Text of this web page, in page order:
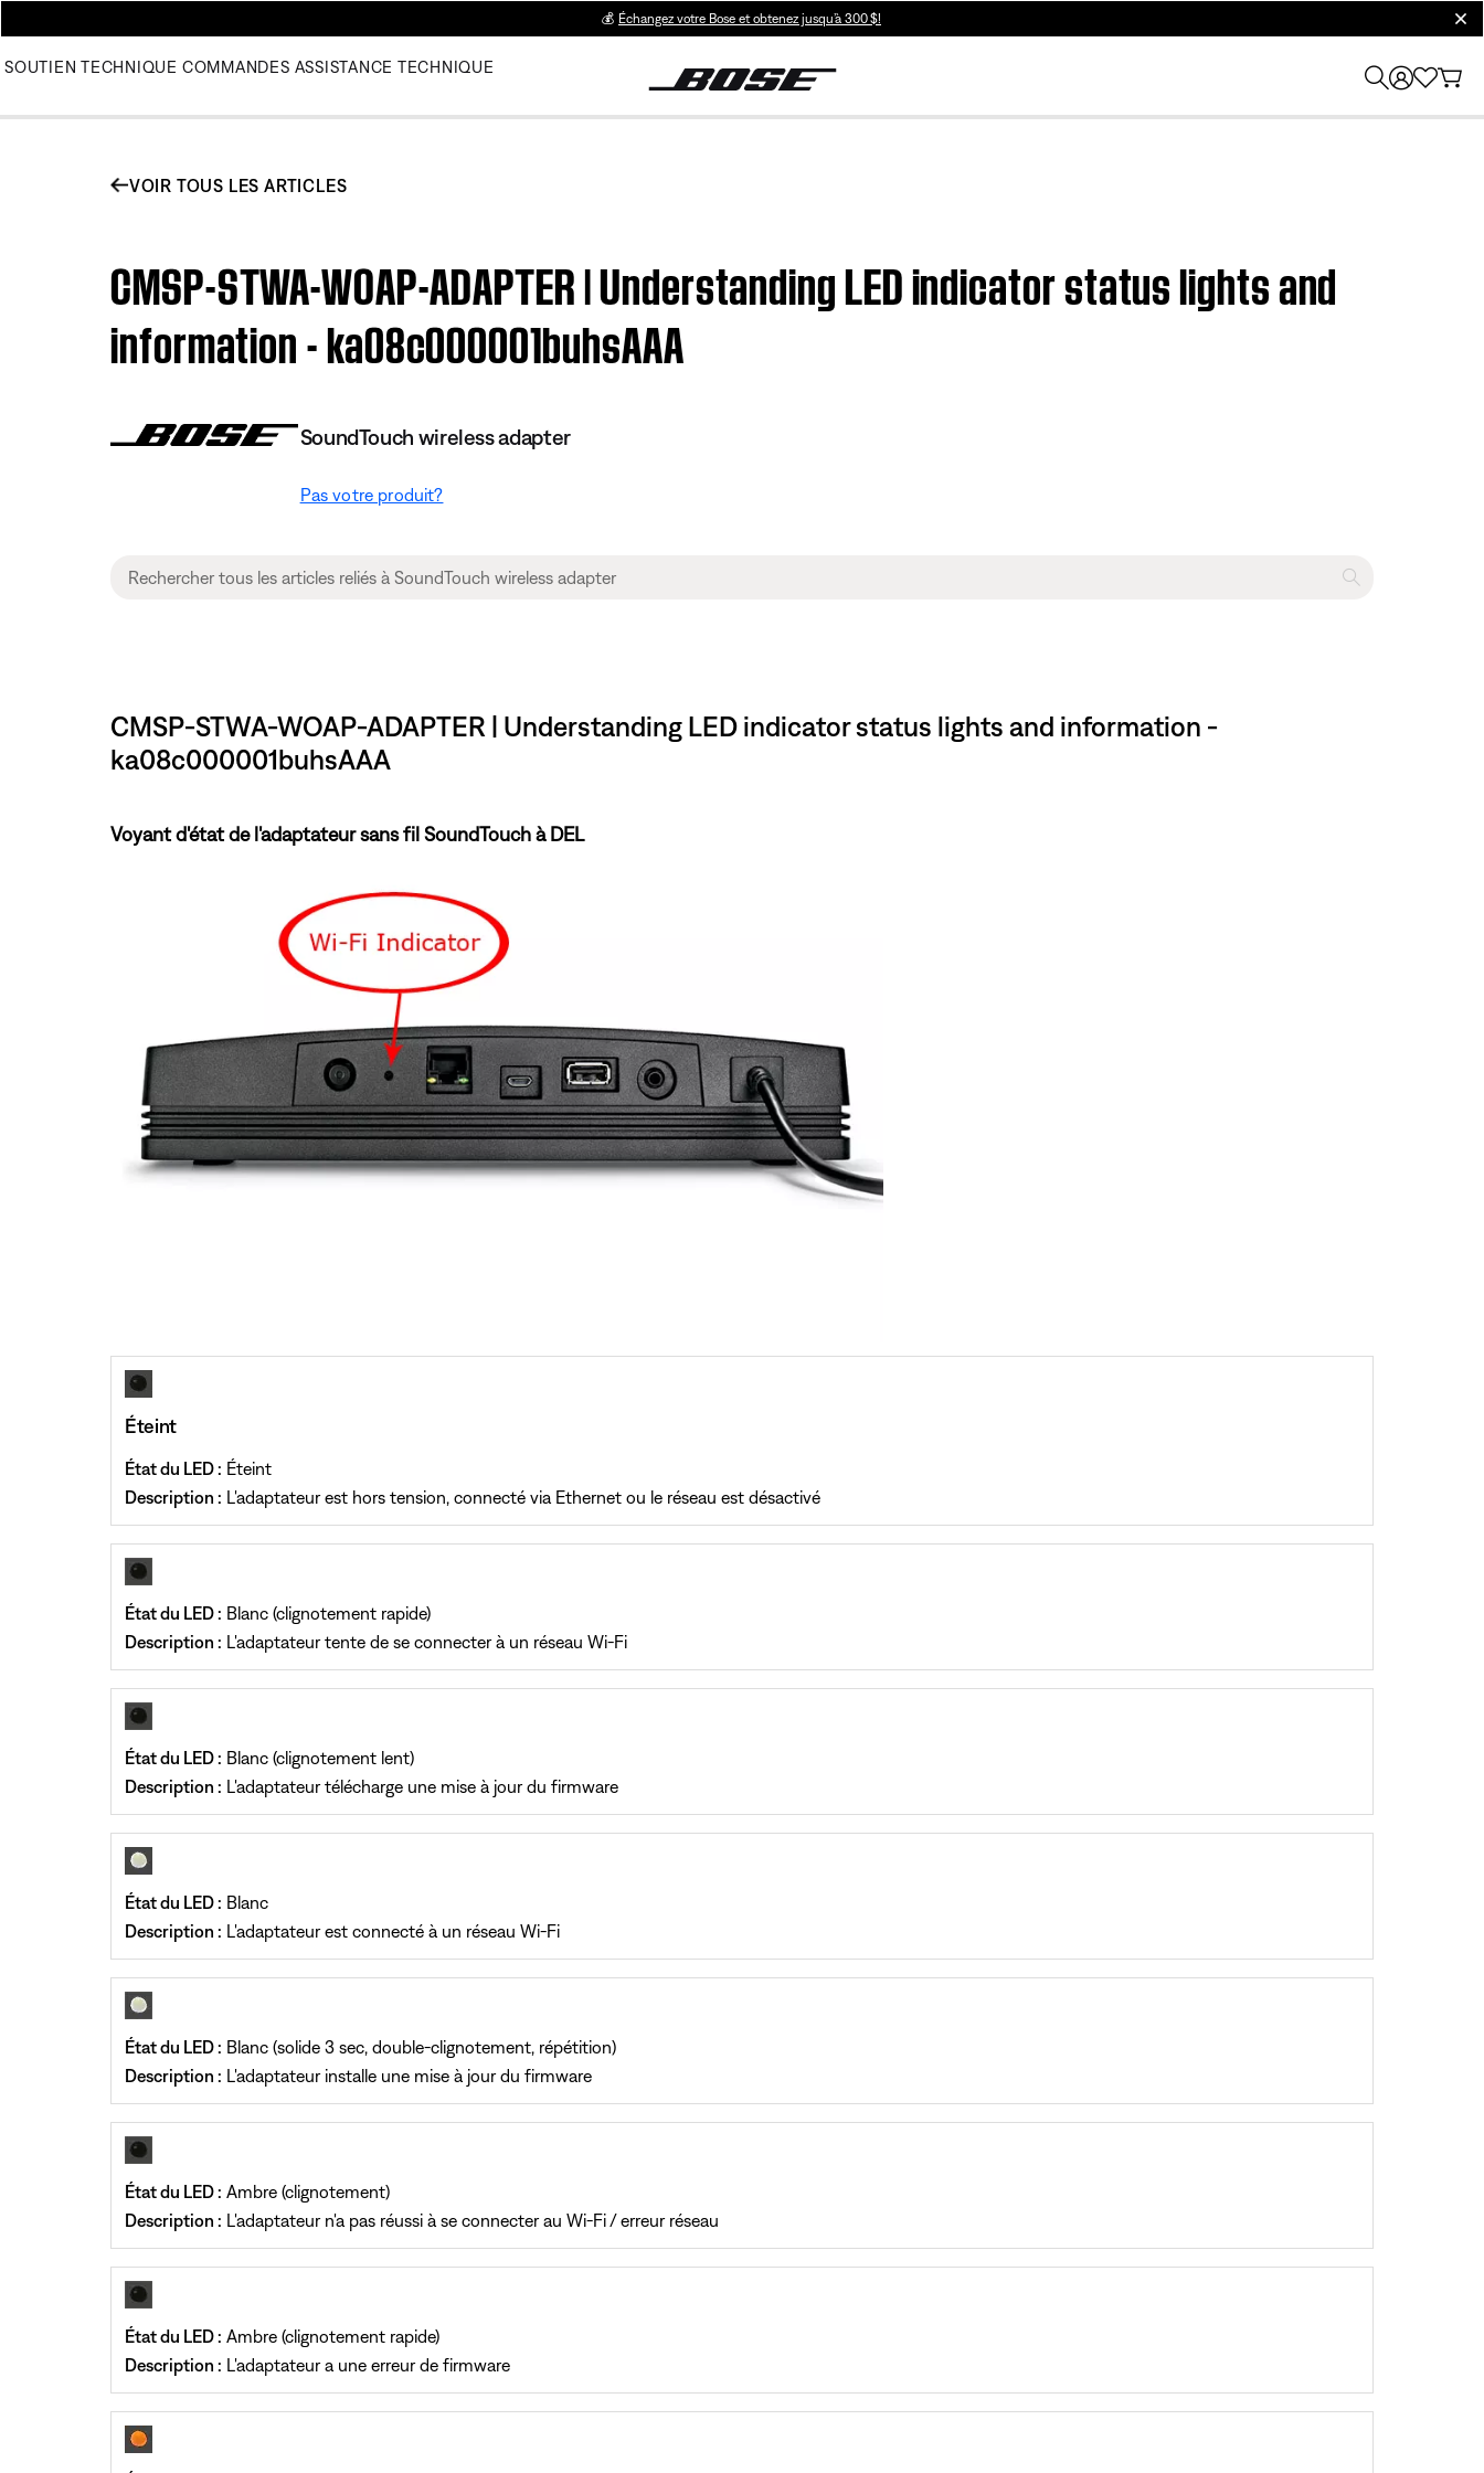
💰 Échangez votre Bose et obtenez jusqu’à 300 $!
SOUTIEN TECHNIQUE COMMANDES ASSISTANCE TECHNIQUE
VOIR TOUS LES ARTICLES
CMSP-STWA-WOAP-ADAPTER | Understanding LED indicator status lights and
information - ka08c000001buhsAAA
SoundTouch wireless adapter
Pas votre produit?
CMSP-STWA-WOAP-ADAPTER | Understanding LED indicator status lights and information -
ka08c000001buhsAAA
Voyant d'état de l'adaptateur sans fil SoundTouch à DEL
Éteint
État du LED : Éteint
Description : L'adaptateur est hors tension, connecté via Ethernet ou le réseau est désactivé
État du LED : Blanc (clignotement rapide)
Description : L'adaptateur tente de se connecter à un réseau Wi-Fi
État du LED : Blanc (clignotement lent)
Description : L'adaptateur télécharge une mise à jour du firmware
État du LED : Blanc
Description : L'adaptateur est connecté à un réseau Wi-Fi
État du LED : Blanc (solide 3 sec, double-clignotement, répétition)
Description : L'adaptateur installe une mise à jour du firmware
État du LED : Ambre (clignotement)
Description : L'adaptateur n'a pas réussi à se connecter au Wi-Fi / erreur réseau
État du LED : Ambre (clignotement rapide)
Description : L'adaptateur a une erreur de firmware